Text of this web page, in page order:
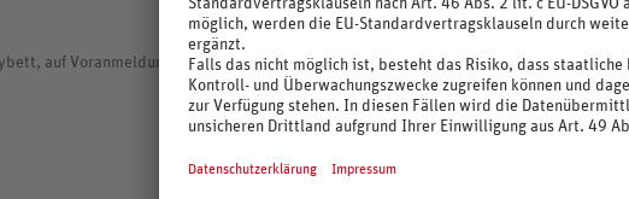
auf Voranmeldung (ca. 10 EUR/Tag), (ca. 10 CHF/Tag)